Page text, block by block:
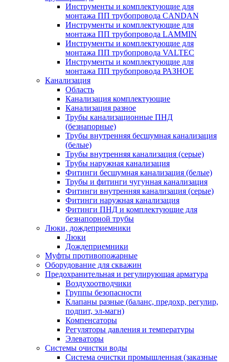
Инструменты и комплектующие для
монтажа ПП трубопровода CANDAN
Инструменты и комплектующие для
монтажа ПП трубопровода LAMMIN
Инструменты и комплектующие для
монтажа ПП трубопровода VALTEC
Инструменты и комплектующие для
монтажа ПП трубопровода РАЗНОЕ
Канализация
Область
Канализация комплектующие
Канализация разное
Трубы канализационные ПНД
(безнапорные)
Трубы внутренняя бесшумная канализация
(белые)
Трубы внутренняя канализация (серые)
Трубы наружная канализация
Фитинги бесшумная канализация (белые)
Трубы и фитинги чугунная канализация
Фитинги внутренняя канализация (серые)
Фитинги наружная канализация
Фитинги ПНД и комплектующие для
безнапорной трубы
Люки, дождеприемники
Люки
Дождеприемники
Муфты противопожарные
Оборудование для скважин
Предохранительная и регулирующая арматура
Воздухоотводчики
Группы безопасности
Клапаны разные (баланс, предохр, регулир,
подпит, эл-магн)
Компенсаторы
Регуляторы давления и температуры
Элеваторы
Системы очистки воды
Система очистки промышленная (заказные